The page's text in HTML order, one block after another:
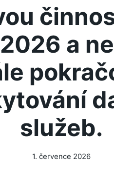
a
služeb.
1. července 2026